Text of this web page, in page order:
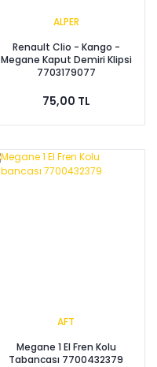
ALPER
Renault Clio - Kango -
Megane Kaput Demiri Klipsi
7703179077
75,00 TL
AFT
Megane 1 El Fren Kolu
Tabancası 7700432379